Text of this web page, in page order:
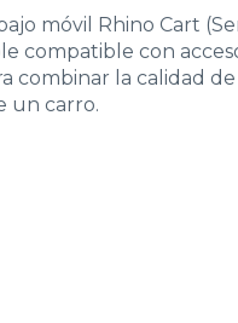
móvil Rhino Cart
compatible con
combinar la calidad
un carro.